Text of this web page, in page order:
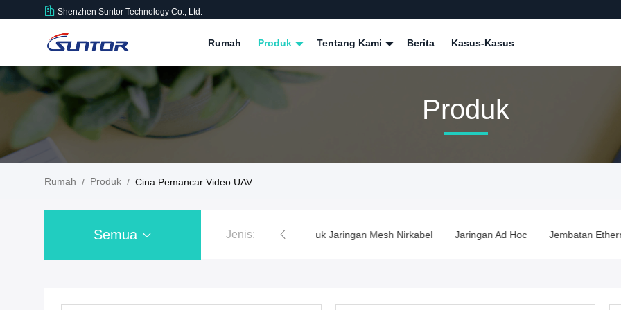
Shenzhen Suntor Technology Co., Ltd.
Rumah Produk Tentang Kami Berita Kasus-Kasus
Produk
Rumah / Produk / Cina Pemancar Video UAV
Semua Jenis:
Tautan Data UAV Jaringan IP Mesh Produk Jaringan Mesh Nirkabel Jaringan Ad Hoc Jembatan